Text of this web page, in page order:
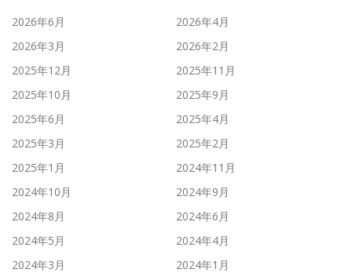
2026年6月
2026年4月
2026年3月
2026年2月
2025年12月
2025年11月
2025年10月
2025年9月
2025年6月
2025年4月
2025年3月
2025年2月
2025年1月
2024年11月
2024年10月
2024年9月
2024年8月
2024年6月
2024年5月
2024年4月
2024年3月
2024年1月